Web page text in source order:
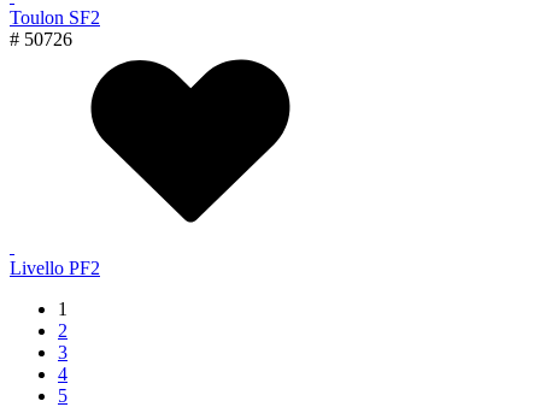
Toulon SF2
# 50726
Livello PF2
1
2
3
4
5